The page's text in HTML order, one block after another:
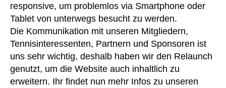
responsive, um problemlos via Smartphone oder
Tablet von unterwegs besucht zu werden.
Die Kommunikation mit unseren Mitgliedern,
Tennisinteressenten, Partnern und Sponsoren ist
uns sehr wichtig, deshalb haben wir den Relaunch
genutzt, um die Website auch inhaltlich zu
erweitern. Ihr findet nun mehr Infos zu unseren